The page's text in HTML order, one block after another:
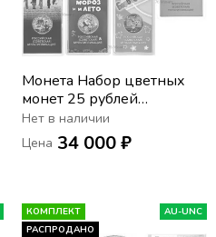
Монета Набор цветных
монет 25 рублей
«Российская и советская
мультипликация» (7 шт.)
Нет в наличии
Цена 34 000 ₽
КОМПЛЕКТ
РАСПРОДАНО
AU-UNC